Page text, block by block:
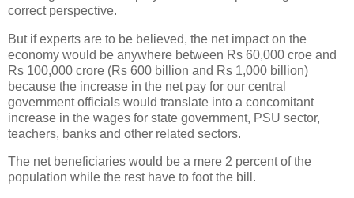
correct perspective.
But if experts are to be believed, the net impact on the
economy would be anywhere between Rs 60,000 croe and
Rs 100,000 crore (Rs 600 billion and Rs 1,000 billion)
because the increase in the net pay for our central
government officials would translate into a concomitant
increase in the wages for state government, PSU sector,
teachers, banks and other related sectors.
The net beneficiaries would be a mere 2 percent of the
population while the rest have to foot the bill.